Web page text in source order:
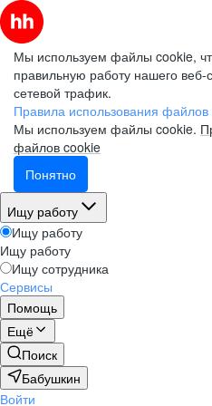
Мы используем файлы cookie,
правильную работу нашего веб-
сетевой трафик.
Правила использования файлов
Мы используем файлы cookie.
файлов cookie
Понятно
Ищу работу
Ищу работу
Ищу работу
Ищу сотрудника
Сервисы
Помощь
Ещё
Поиск
Бабушкин
Войти